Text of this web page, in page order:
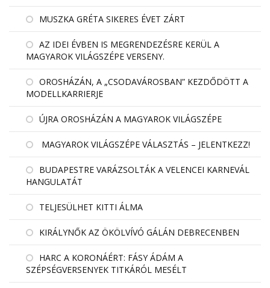
MUSZKA GRÉTA SIKERES ÉVET ZÁRT
AZ IDEI ÉVBEN IS MEGRENDEZÉSRE KERÜL A
MAGYAROK VILÁGSZÉPE VERSENY.
OROSHÁZÁN, A „CSODAVÁROSBAN” KEZDŐDÖTT A
MODELLKARRIERJE
ÚJRA OROSHÁZÁN A MAGYAROK VILÁGSZÉPE
MAGYAROK VILÁGSZÉPE VÁLASZTÁS – JELENTKEZZ!
BUDAPESTRE VARÁZSOLTÁK A VELENCEI KARNEVÁL
HANGULATÁT
TELJESÜLHET KITTI ÁLMA
KIRÁLYNŐK AZ ÖKÖLVÍVÓ GÁLÁN DEBRECENBEN
HARC A KORONÁÉRT: FÁSY ÁDÁM A
SZÉPSÉGVERSENYEK TITKÁRÓL MESÉLT